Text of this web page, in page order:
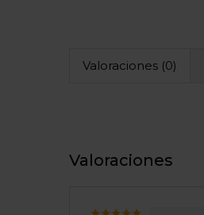
Valoraciones (0)
Valoraciones